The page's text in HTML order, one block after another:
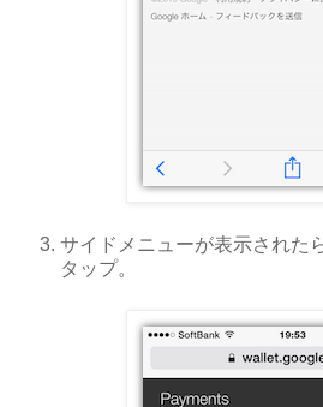
サイドメニューが表示された
タップ。